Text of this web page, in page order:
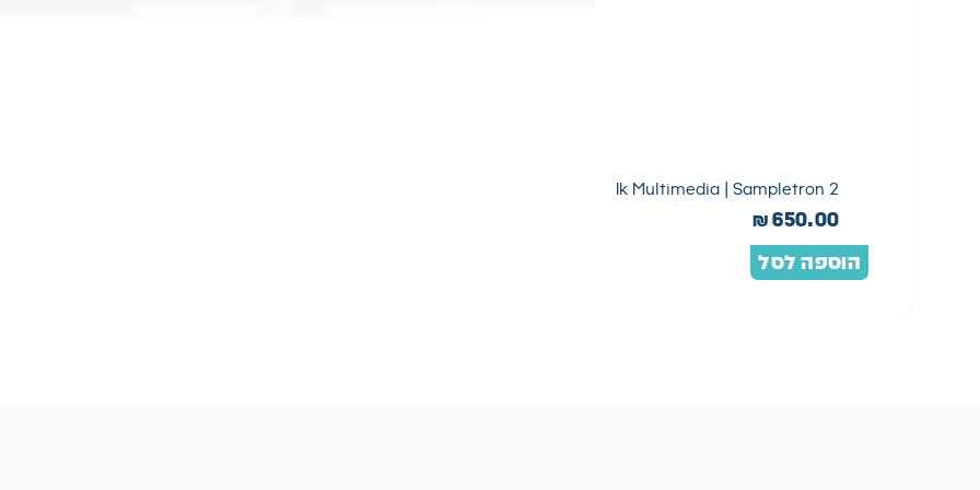
2 Ik Multimedia | Sampletron
₪650.00
הוספה לסל